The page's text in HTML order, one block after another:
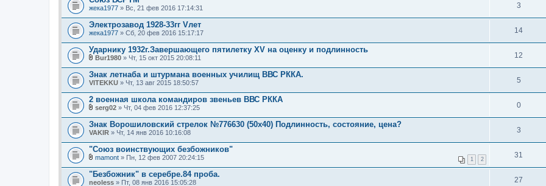
и
жека1977 » Вс, 21 фев 2016 17:14:31 3
Электрозавод 1928-33гг Vлет
жека1977 » Сб, 20 фев 2016 15:17:17 14
Ударнику 1932г.Завершающего пятилетку XV на оценку и подлинность
л
о
ж
е
н
и
Bur1980 » Чт, 15 окт 2015 20:08:11 12
Знак летнаба и штурмана военных училищ ВВС РККА.
VITEKKU » Чт, 13 авг 2015 18:50:57 5
2 военная школа командиров звеньев ВВС РККА
л
о
ж
е
н
и
serg02 » Чт, 04 фев 2016 12:37:25 0
Знак Ворошиловский стрелок №776630 (50х40) Подлинность, состояние, цена?
VAKIR » Чт, 14 янв 2016 10:16:08 3
"Союз воинствующих безбожников"
1 2
л
о
mamont » Пн, 12 фев 2007 20:24:15 31
"Безбожник" в серебре.84 проба.
neoless » Пт, 08 янв 2016 15:05:28 27